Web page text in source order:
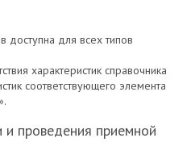
доступна для всех типов
характеристик справочника
соответствующего элемента
и проведения приемной